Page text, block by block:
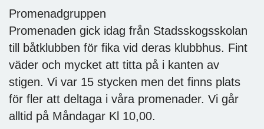
Promenadgruppen
Promenaden gick idag från Stadsskogsskolan
till båtklubben för fika vid deras klubbhus. Fint
väder och mycket att titta på i kanten av
stigen. Vi var 15 stycken men det finns plats
för fler att deltaga i våra promenader. Vi går
alltid på Måndagar Kl 10,00.